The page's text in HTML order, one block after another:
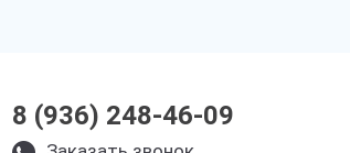
8 (936) 248-46-09